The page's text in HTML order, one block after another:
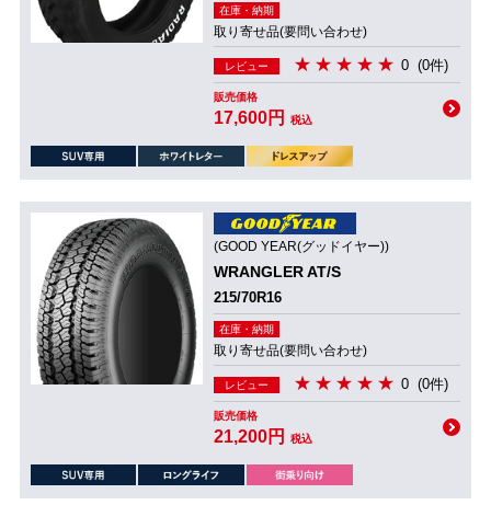
在庫・納期
取り寄せ品(要問い合わせ)
レビュー 0 (0件)
販売価格
17,600円 税込
(GOOD YEAR(グッドイヤー))
WRANGLER AT/S
215/70R16
在庫・納期
取り寄せ品(要問い合わせ)
レビュー 0 (0件)
販売価格
21,200円 税込